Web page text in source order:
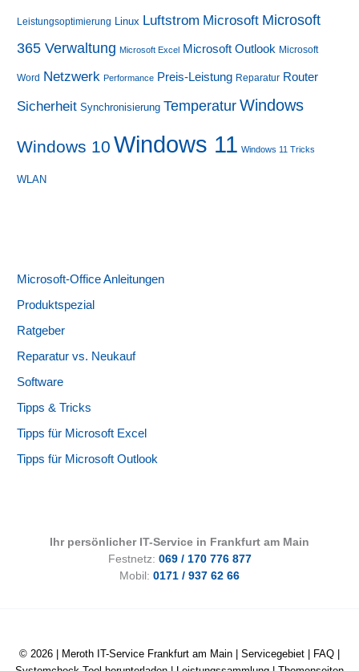
Leistungsoptimierung Linux Luftstrom Microsoft Microsoft
365 Verwaltung Microsoft Excel Microsoft Outlook Microsoft
Word Netzwerk Performance Preis-Leistung Reparatur Router
Sicherheit Synchronisierung Temperatur Windows
Windows 10 Windows 11 Windows 11 Tricks
WLAN
Microsoft-Office Anleitungen
Produktspezial
Ratgeber
Reparatur vs. Neukauf
Software
Tipps & Tricks
Tipps für Microsoft Excel
Tipps für Microsoft Outlook
Ihr persönlicher IT-Service in Frankfurt am Main
Festnetz: 069 / 170 776 877
Mobil: 0171 / 937 62 66
© 2026 | Meroth IT-Service Frankfurt am Main Servicegebiet FAQ